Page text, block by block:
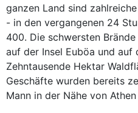
ganzen Land sind
- in den vergangenen 24
400. Die schwersten
auf der Insel Euböa und auf
Zehntausende Hektar
Geschäfte wurden bereits
Mann in der Nähe von